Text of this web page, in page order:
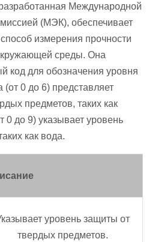
Международной
(МЭК), обеспечивает
измерения прочности
среды. Она
код для обозначения уровня
0 до 6) представляет
предметов, таких как
0 до 9) указывает уровень
как вода.
уровень защиты от
твердых предметов.